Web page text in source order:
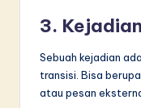
3. Kejadian
Sebuah kejadian
transisi. Bisa
atau pesan